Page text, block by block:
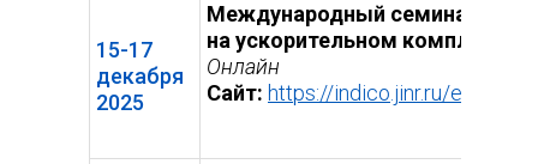
15-17
декабря
2025
Международный семинар
на ускорительном комплексе
Онлайн
Сайт: https://indico.jinr.ru/event/